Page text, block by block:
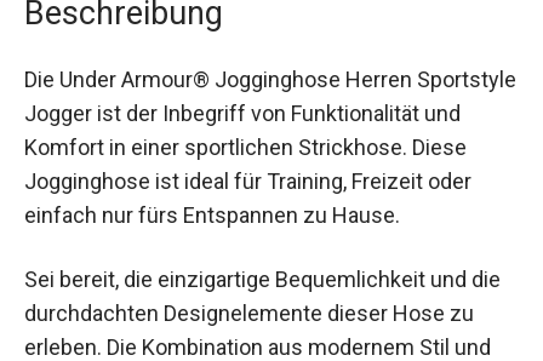
Beschreibung
Die Under Armour® Jogginghose Herren
Sportstyle Jogger ist der Inbegriff von
Funktionalität und Komfort in einer sportlichen
Strickhose. Diese Jogginghose ist ideal für
Training, Freizeit oder einfach nur fürs
Sei bereit, die einzigartige Bequemlichkeit und die
durchdachten Designelemente dieser Hose zu